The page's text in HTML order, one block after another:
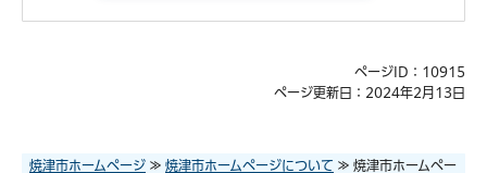
ページID：10915
ページ更新日：2024年2月13日
焼津市ホームページ ≫ 焼津市ホームページについて ≫ 焼津市ホームペー